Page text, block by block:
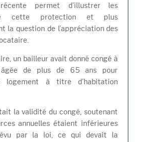
permet d’illustrer les
cette protection et plus
la question de l’appréciation des
un bailleur avait donné congé à
âgée de plus de 65 ans pour
logement à titre d’habitation
la validité du congé, soutenant
annuelles étaient inférieures
par la loi, ce qui devait la